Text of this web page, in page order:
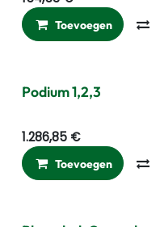
Toevoegen
Podium 1,2,3
1.286,85 €
Toevoegen